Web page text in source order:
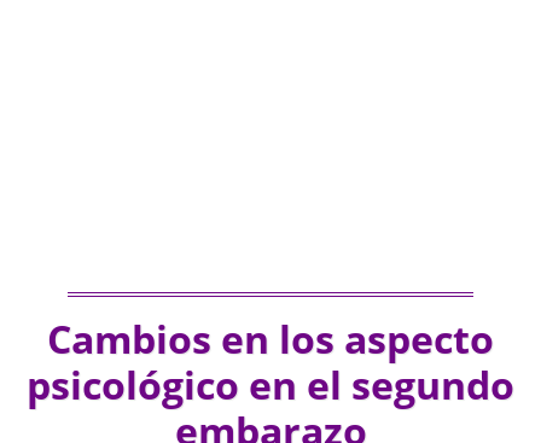
Cambios en los aspecto
psicológico en el segundo
embarazo